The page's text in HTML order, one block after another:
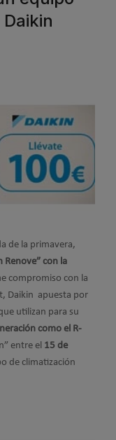
de la primavera,
Renove” con la
compromiso con la
Daikin apuesta por
utilizan para su
como el R-
entre el 15 de
de climatización